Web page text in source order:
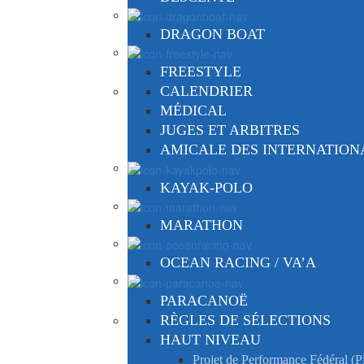
DRAGON BOAT
FREESTYLE
CALENDRIER
MÉDICAL
JUGES ET ARBITRES
AMICALE DES
KAYAK-POLO
MARATHON
OCEAN RACING / VA’A
PARACANOË
RÈGLES DE SÉLECTIONS
HAUT NIVEAU
Projet de Performance Fédéral